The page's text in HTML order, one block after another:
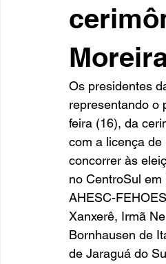
Os presidentes
representando o
feira (16), da
com a licença
concorrer às
no CentroSul
AHESC-
Xanxerê, Irmã
Bornhausen de
de Jaraguá do